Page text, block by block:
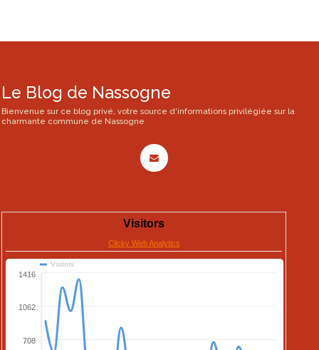
Le Blog de Nassogne
Bienvenue sur ce blog privé, votre source d'informations privilégiée sur la
charmante commune de Nassogne